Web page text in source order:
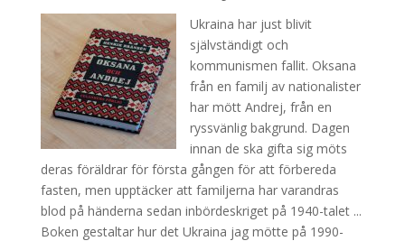
Ukraina har just blivit
självständigt och
kommunismen fallit. Oksana
från en familj av nationalister
har mött Andrej, från en
ryssvänlig bakgrund. Dagen
innan de ska gifta sig möts
deras föräldrar för första gången för att förbereda
fasten, men upptäcker att familjerna har varandras
blod på händerna sedan inbördeskriget på 1940-talet ...
Boken gestaltar hur det Ukraina jag mötte på 1990-